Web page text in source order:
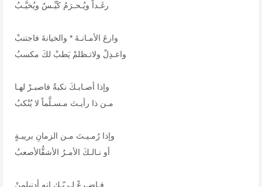
رغَـداً ويُـحـرَمُ كَيِّـسٌ ويُخيَّـبُ
وارعَ الأمـانـةَ * والخيانةَ فاجتنبْ
واعـدِلْ ولاتـظلمْ يَطبْ لكَ مكسبُ
وإذا أصـابـكَ نكبةٌ فاصبـرْ لهـا
مـن ذا رأيـتَ مـسـلَّماً لا يُنْكبُ
وإذا رُمـيـتَ مـن الزمانِ بريبـةٍ
أو نـالـكَ الأمـرُ الأشقُّالأصعبُ
فـاضـرعْ لـربّـك إنه أدنىلمنْ